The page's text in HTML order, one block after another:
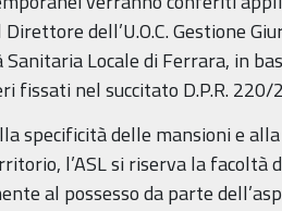
dell’U.O.C. Gestione
Sanitaria Locale di Ferrara, in
fissati nel succitato D.P.R. 220/
specificità delle mansioni e
l’ASL si riserva la facoltà
al possesso da parte